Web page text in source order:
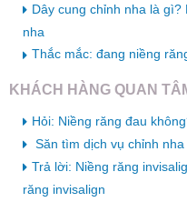
Dây cung chỉnh nha là
nha
Thắc mắc: đang niềng
KHÁCH HÀNG QUAN
Hỏi: Niềng răng đau
Săn tìm dịch vụ chỉnh
Trả lời: Niềng răng
răng invisalign